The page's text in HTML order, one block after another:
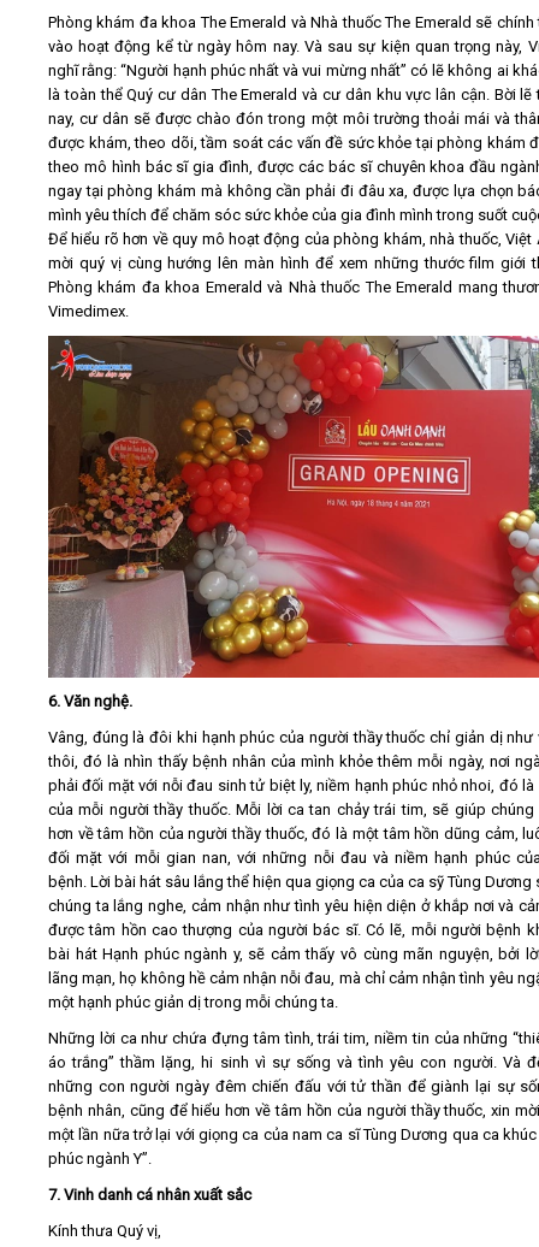
Phòng khám đa khoa The Emerald và Nhà thuốc The Emerald sẽ
vào hoạt động kể từ ngày hôm nay. Và sau sự kiện quan trọng này,
nghĩ rằng: “Người hạnh phúc nhất và vui mừng nhất” có lẽ không ai
là toàn thể Quý cư dân The Emerald và cư dân khu vực lân cận. Bời lẽ
nay, cư dân sẽ được chào đón trong một môi trường thoải mái và
được khám, theo dõi, tầm soát các vấn đề sức khỏe tại phòng khám
theo mô hình bác sĩ gia đình, được các bác sĩ chuyên khoa đầu
ngay tại phòng khám mà không cần phải đi đâu xa, được lựa chọn
mình yêu thích để chăm sóc sức khỏe của gia đình mình trong suốt
Để hiểu rõ hơn về quy mô hoạt động của phòng khám, nhà thuốc, Việt
mời quý vị cùng hướng lên màn hình để xem những thước film giới
Phòng khám đa khoa Emerald và Nhà thuốc The Emerald mang
Vimedimex.
6. Văn nghệ.
Vâng, đúng là đôi khi hạnh phúc của người thầy thuốc chỉ giản dị như
thôi, đó là nhìn thấy bệnh nhân của mình khỏe thêm mỗi ngày, nơi
phải đối mặt với nỗi đau sinh tử biệt ly, niềm hạnh phúc nhỏ nhoi, đó
của mỗi người thầy thuốc. Mỗi lời ca tan chảy trái tim, sẽ giúp chúng
hơn về tâm hồn của người thầy thuốc, đó là một tâm hồn dũng cảm,
đối mặt với mỗi gian nan, với những nỗi đau và niềm hạnh phúc
bệnh. Lời bài hát sâu lắng thể hiện qua giọng ca của ca sỹ Tùng Dương
chúng ta lắng nghe, cảm nhận như tình yêu hiện diện ở khắp nơi và
được tâm hồn cao thượng của người bác sĩ. Có lẽ, mỗi người bệnh
bài hát Hạnh phúc ngành y, sẽ cảm thấy vô cùng mãn nguyện, bởi
lãng mạn, họ không hề cảm nhận nỗi đau, mà chỉ cảm nhận tình yêu
một hạnh phúc giản dị trong mỗi chúng ta.
Những lời ca như chứa đựng tâm tình, trái tim, niềm tin của những
áo trắng” thầm lặng, hi sinh vì sự sống và tình yêu con người. Và
những con người ngày đêm chiến đấu với tử thần để giành lại sự
bệnh nhân, cũng để hiểu hơn về tâm hồn của người thầy thuốc, xin
một lần nữa trở lại với giọng ca của nam ca sĩ Tùng Dương qua ca
phúc ngành Y”.
7. Vinh danh cá nhân xuất sắc
Kính thưa Quý vị,